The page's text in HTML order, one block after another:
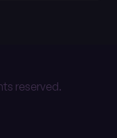
reserved.